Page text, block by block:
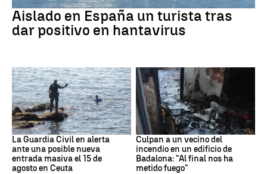
Aislado en España un turista tras
dar positivo en hantavirus
Ceuta
La Guardia Civil en alerta
ante una posible nueva
entrada masiva el 15 de
agosto en Ceuta
Cataluña
Culpan a un vecino del
incendio en un edificio de
Badalona: "Al final nos ha
metido fuego"